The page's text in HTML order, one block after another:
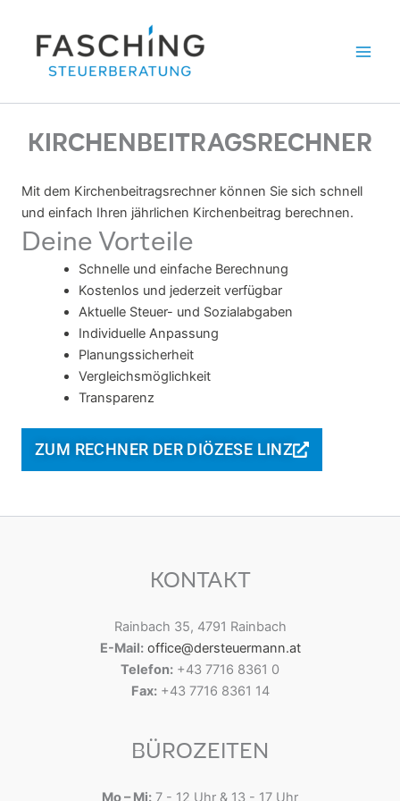
springen
KIRCHENBEITRAGSRECHNER
Mit dem Kirchenbeitragsrechner können Sie sich schnell
und einfach Ihren jährlichen Kirchenbeitrag berechnen.
Deine Vorteile
Schnelle und einfache Berechnung
Kostenlos und jederzeit verfügbar
Aktuelle Steuer- und Sozialabgaben
Individuelle Anpassung
Planungssicherheit
Vergleichsmöglichkeit
Transparenz
ZUM RECHNER DER DIÖZESE LINZ
KONTAKT
Rainbach 35, 4791 Rainbach
E-Mail: office@dersteuermann.at
Telefon: +43 7716 8361 0
Fax:+43 7716 8361 14
BÜROZEITEN
Mo – Mi: 7 - 12 Uhr & 13 - 17 Uhr